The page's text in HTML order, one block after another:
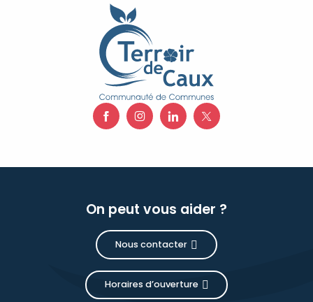
On peut vous aider ?
Nous contacter
Horaires d’ouverture